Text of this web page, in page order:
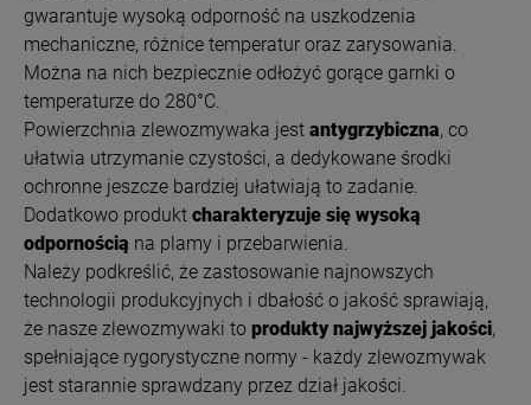
gwarantuje wysoką odporność na uszkodzenia
mechaniczne, różnice temperatur oraz zarysowania.
Można na nich bezpiecznie odłożyć gorące garnki o
temperaturze do 280°C.
Powierzchnia zlewozmywaka jest antygrzybiczna, co
ułatwia utrzymanie czystości, a dedykowane środki
ochronne jeszcze bardziej ułatwiają to zadanie.
Dodatkowo produkt charakteryzuje się wysoką
odpornością na plamy i przebarwienia.
Należy podkreślić, że zastosowanie najnowszych
technologii produkcyjnych i dbałość o jakość sprawiają,
że nasze zlewozmywaki to produkty najwyższej jakości,
spełniające rygorystyczne normy - każdy zlewozmywak
jest starannie sprawdzany przez dział jakości.